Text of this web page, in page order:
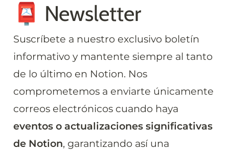
📮 Newsletter
Suscríbete a nuestro exclusivo boletín
informativo y mantente siempre al tanto
de lo último en Notion. Nos
comprometemos a enviarte únicamente
correos electrónicos cuando haya
eventos o actualizaciones significativas
de Notion, garantizando así una